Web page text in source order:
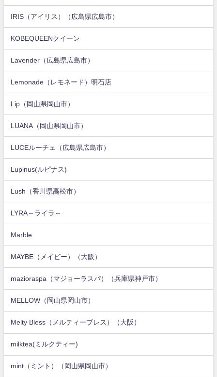
IRIS（アイリス）（広島県広島市）
KOBEQUEENクイーン
Lavender（広島県広島市）
Lemonade（レモネード）明石店
Lip（岡山県岡山市）
LUANA（岡山県岡山市）
LUCEルーチェ（広島県広島市）
Lupinus(ルピナス)
Lush（香川県高松市）
LYRA～ライラ～
Marble
MAYBE（メイビー）（大阪）
mazioraspa（マジョーラスパ）（兵庫県神戸市）
MELLOW（岡山県岡山市）
Melty Bless（メルティーブレス）（大阪）
milktea(ミルクティー)
mint（ミント）（岡山県岡山市）